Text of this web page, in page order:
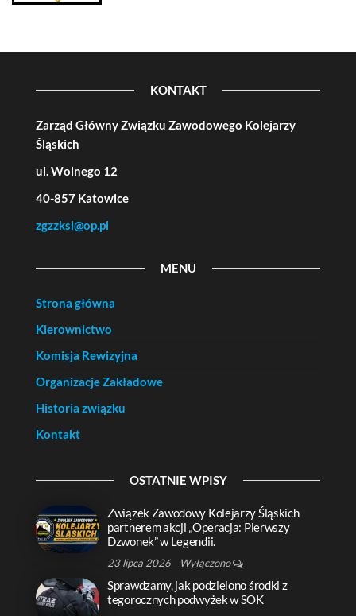
KONTAKT
Zarząd Główny Związku Zawodowego Kolejarzy
Śląskich
ul. Wolnego 12
40-857 Katowice
zgzzksl@op.pl
MENU
Strona główna
Kierownictwo
Komisja Rewizyjna
Organizacje Zakładowe
Historia związku
Kontakt
OSTATNIE WPISY
Związek Zawodowy Kolejarzy Śląskich
partnerem akcji „Operacja: Pierwszy
Dzwonek” w Legendii.
23 lipca 2026 Wyłączono
Sprawdzamy, jak podzielono środki z
tegorocznych podwyżek w SOK